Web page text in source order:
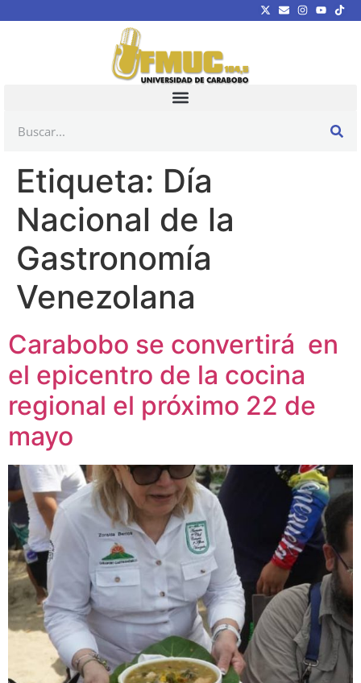
Etiqueta: Día
Nacional de la
Gastronomía
Venezolana
Carabobo se convertirá en
el epicentro de la cocina
regional el próximo 22 de
mayo